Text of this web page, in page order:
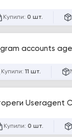
Купили: 0 шт.
accounts
Купили: 11 шт.
Useragent
Купили: 0 шт.